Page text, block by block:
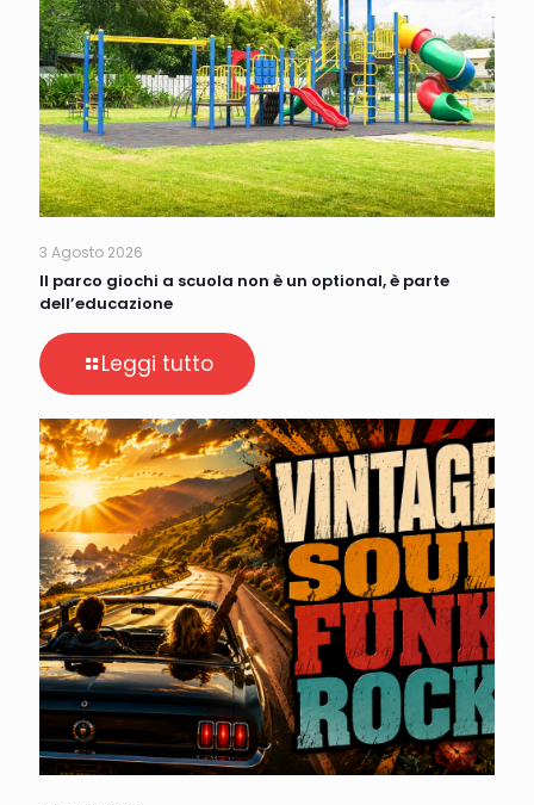
3 Agosto 2026
Il parco giochi a scuola non è un optional, è parte
dell’educazione
Leggi tutto